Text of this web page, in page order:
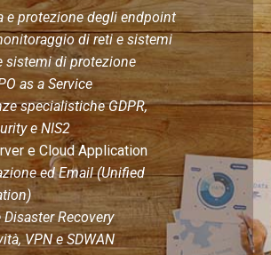
e protezione degli endpoint
di reti e sistemi
sistemi di protezione
as a Service
specialistiche GDPR,
e NIS2
e Cloud Application
ed Email (Unified
Recovery
VPN e SDWAN